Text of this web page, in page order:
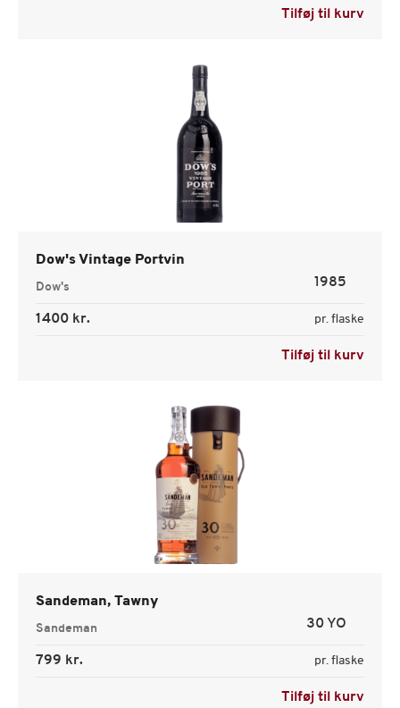
Tilføj til kurv
Dow's Vintage Portvin
Dow's 1985
1400 kr. pr. flaske
Tilføj til kurv
Sandeman, Tawny
Sandeman 30 YO
799 kr. pr. flaske
Tilføj til kurv